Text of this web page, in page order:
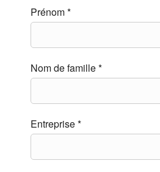
Prénom *
Nom de famille *
Entreprise *